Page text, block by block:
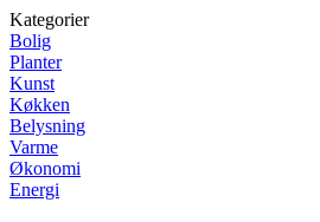
Kategorier
Bolig
Planter
Kunst
Køkken
Belysning
Varme
Økonomi
Energi